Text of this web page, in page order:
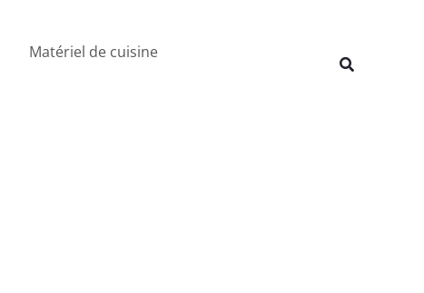
Matériel de cuisine
Rechercher